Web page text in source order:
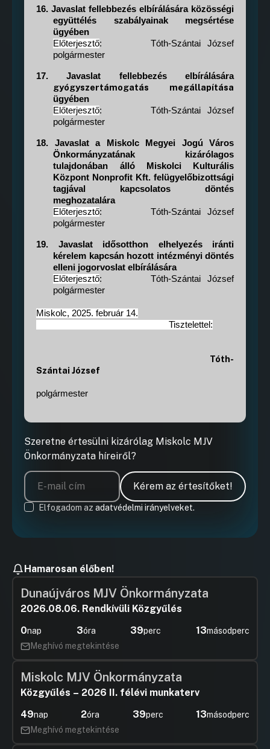
16. Javaslat fellebbezés elbírálására közösségi
együttélés szabályainak megsértése
ügyében
Előterjesztő:
Tóth-Szántai József
polgármester
17.Javaslat fellebbezés elbírálására
gyógyszertámogatás megállapítása
ügyében
Előterjesztő:
Tóth-Szántai József
polgármester
18. Javaslat a Miskolc Megyei Jogú Város
Önkormányzatának kizárólagos
tulajdonában álló Miskolci Kulturális
Központ Nonprofit Kft. felügyelőbizottsági
tagjával kapcsolatos döntés
meghozatalára
Előterjesztő:
Tóth-Szántai József
polgármester
19. Javaslat idősotthon elhelyezés iránti
kérelem kapcsán hozott intézményi döntés
elleni jogorvoslat elbírálására
Előterjesztő:
Tóth-Szántai József
polgármester
Miskolc, 2025. február 14.
Tisztelettel:
Tóth-
Szántai József
polgármester
Szeretne értesülni kizárólag Miskolc MJV
Önkormányzata híreiről?
Kérem az értesítőket!
Elfogadom az adatvédelmi irányelveket.
Hamarosan élőben!
Dunaújváros MJV Önkormányzata
2026.08.06. Rendkívüli Közgyűlés
0nap 3óra 39perc 13másodperc
Meghívó megtekintése
Miskolc MJV Önkormányzata
Közgyűlés – 2026 II. félévi munkaterv
49nap 2óra 39perc 13másodperc
Meghívó megtekintése